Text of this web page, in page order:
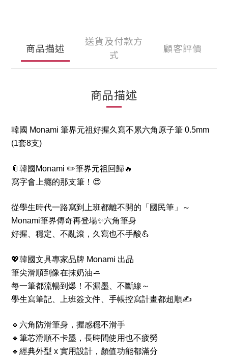
商品描述
送貨及付款方
式
顧客評價
商品描述
韓國 Monami 筆界元祖好握久寫不累六角原子筆 0.5mm
(1套8支)
📎韓國Monami ✏️筆界元祖回歸🔥
寫字會上癮的那支筆！😍
從學生時代一路寫到上班都離不開的「國民筆」～
Monami筆界傳奇再登場✨六角筆身
好握、穩定、不亂滾，久寫也不手酸💪
💖韓國文具專家品牌 Monami 出品
筆尖滑順到像在抹奶油🧈
每一筆都流暢到爆！不漏墨、不斷線～
學生寫筆記、上班簽文件、手帳控寫計畫都超順✍️
🔹六角防滑筆身，握感穩不滑手
🔹筆芯滑順不卡墨，長時間使用也不疲勞
🔹經典外型 x 實用設計，顏值功能都滿分